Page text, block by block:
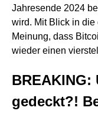
Jahresende 2024
wird. Mit Blick in die
Meinung, dass
wieder einen
gedeckt?!